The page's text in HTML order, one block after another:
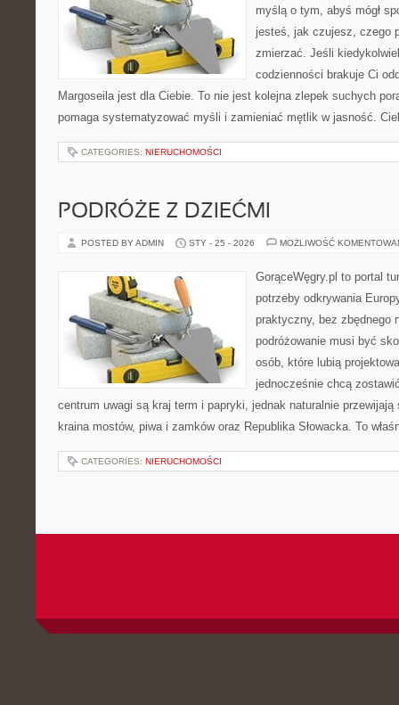
myślą o tym, abyś mógł
jesteś, jak czujesz, czego
zmierzać. Jeśli
codzienności brakuje Ci
Margoseila jest dla Ciebie. To nie jest kolejna zlepek suchych
pomaga systematyzować myśli i zamieniać mętlik w jasność.
CATEGORIES: NIERUCHOMOŚCI
PODRÓŻE Z DZIEĆMI
POSTED BY ADMIN STY - 25 - 2026 MOŻLIWOŚĆ
GorąceWęgry.pl to portal
potrzeby odkrywania
praktyczny, bez zbędnego
podróżowanie musi być
osób, które lubią
jednocześnie chcą
centrum uwagi są kraj term i papryki, jednak naturalnie
kraina mostów, piwa i zamków oraz Republika Słowacka. To
CATEGORIES: NIERUCHOMOŚCI